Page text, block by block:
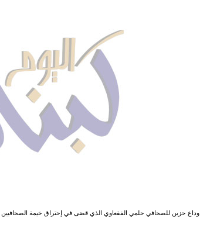
وداع حزين للصحافي حلمي الفقعاوي الذي قضى في إحتراق خيمة